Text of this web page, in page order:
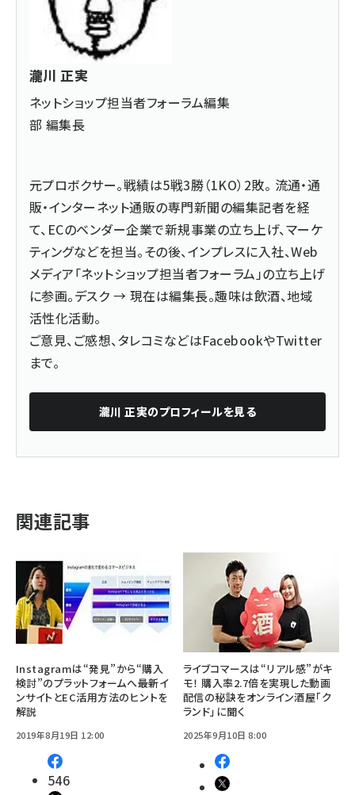
瀧川 正実
ネットショップ担当者フォーラム編集
部 編集長
元プロボクサー。戦績は5戦3勝（1KO）2敗。 流通・通
販・インターネット通販の専門新聞の編集記者を経
て、ECのベンダー企業で新規事業の立ち上げ、マーケ
ティングなどを担当。その後、インプレスに入社、Web
メディア「ネットショップ担当者フォーラム」の立ち上げ
に参画。デスク → 現在は編集長。趣味は飲酒、地域
活性化活動。
ご意見、ご感想、タレコミなどはFacebookやTwitter
まで。
瀧川 正実のプロフィールを見る
関連記事
Instagramは“発見”から“購入
検討”のプラットフォームへ――最新イ
ンサイトとEC活用方法のヒントを
解説
2019年8月19日 12:00
546
ライブコマースは“リアル感”がキ
モ！ 購入率2.7倍を実現した動画
配信の秘訣をオンライン酒屋「ク
ランド」に聞く
2025年9月10日 8:00